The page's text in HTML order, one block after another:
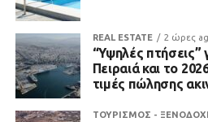
REAL ESTATE 2 ώρες
“Υψηλές
Πειραιά και το
τιμές πώλησης
ΤΟΥΡΙΣΜΟΣ -